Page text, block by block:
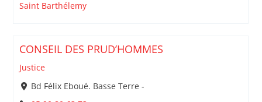
Saint Barthélemy
CONSEIL DES PRUD’HOMMES
Justice
Bd Félix Eboué. Basse Terre -